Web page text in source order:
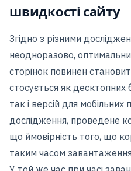
швидкості сайту
Згідно з різними
неодноразово,
сторінок повинен
стосується як десктопних
так і версій для мобільних
дослідження, проведене
що ймовірність того, що
таким часом